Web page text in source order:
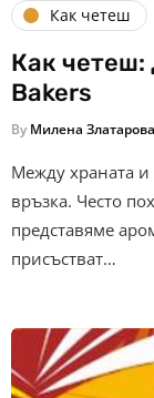
Как четеш
Как четеш:
Bakers
By Милена Златарова
Между храната
връзка. Често
представяме
присъстват…